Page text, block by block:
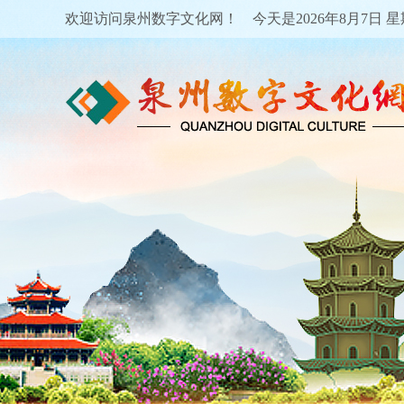
欢迎访问泉州数字文化网！ 今天是2026年8月7日